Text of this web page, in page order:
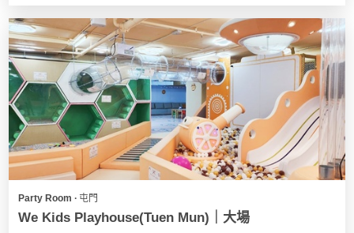
餐
廳
BBQ
場
地
奇
玩
Party Room ∙ 屯門
We Kids Playhouse(Tuen Mun)｜大場